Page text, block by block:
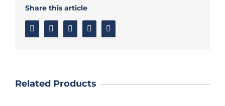
Share this article
FacebookTwitter LinkedinGoogle+
Related Products